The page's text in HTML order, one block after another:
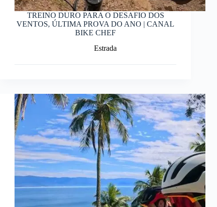
TREINO DURO PARA O DESAFIO DOS
VENTOS, ÚLTIMA PROVA DO ANO | CANAL
BIKE CHEF
Estrada